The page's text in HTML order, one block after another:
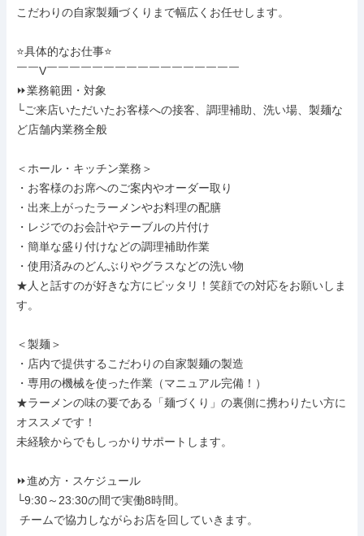
こだわりの自家製麺づくりまで幅広くお任せします。
⭐具体的なお仕事⭐
￣￣V￣￣￣￣￣￣￣￣￣￣￣￣￣￣￣￣￣
⏩業務範囲・対象
└ご来店いただいたお客様への接客、調理補助、洗い場、製麺な
ど店舗内業務全般
＜ホール・キッチン業務＞
・お客様のお席へのご案内やオーダー取り
・出来上がったラーメンやお料理の配膳
・レジでのお会計やテーブルの片付け
・簡単な盛り付けなどの調理補助作業
・使用済みのどんぶりやグラスなどの洗い物
★人と話すのが好きな方にピッタリ！笑顔での対応をお願いしま
す。
＜製麺＞
・店内で提供するこだわりの自家製麺の製造
・専用の機械を使った作業（マニュアル完備！）
★ラーメンの味の要である「麺づくり」の裏側に携わりたい方に
オススメです！
未経験からでもしっかりサポートします。
⏩進め方・スケジュール
└9:30～23:30の間で実働8時間。